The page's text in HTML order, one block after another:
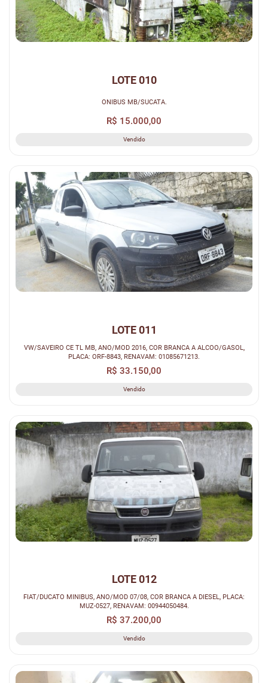
LOTE 010
ONIBUS MB/SUCATA.
R$ 15.000,00
Vendido
LOTE 011
VW/SAVEIRO CE TL MB, ANO/MOD 2016, COR BRANCA A ALCOO/GASOL,
PLACA: ORF-8843, RENAVAM: 01085671213.
R$ 33.150,00
Vendido
LOTE 012
FIAT/DUCATO MINIBUS, ANO/MOD 07/08, COR BRANCA A DIESEL, PLACA:
MUZ-0527, RENAVAM: 00944050484.
R$ 37.200,00
Vendido